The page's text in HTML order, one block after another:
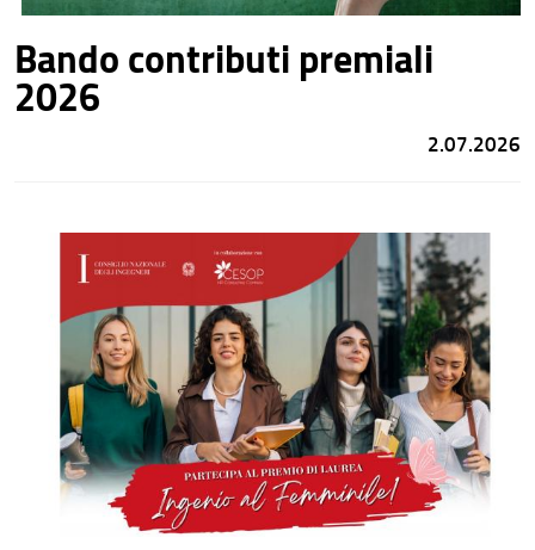
Bando contributi premiali
2026
2.07.2026